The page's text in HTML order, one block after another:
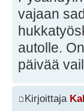
vajaan
autolle.
päivää
Kirjoittaja